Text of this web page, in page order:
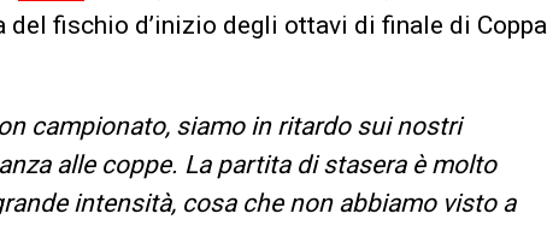
del fischio d’inizio degli ottavi di finale di Coppa
campionato, siamo in ritardo sui nostri
alle coppe. La partita di stasera è molto
intensità, cosa che non abbiamo visto a